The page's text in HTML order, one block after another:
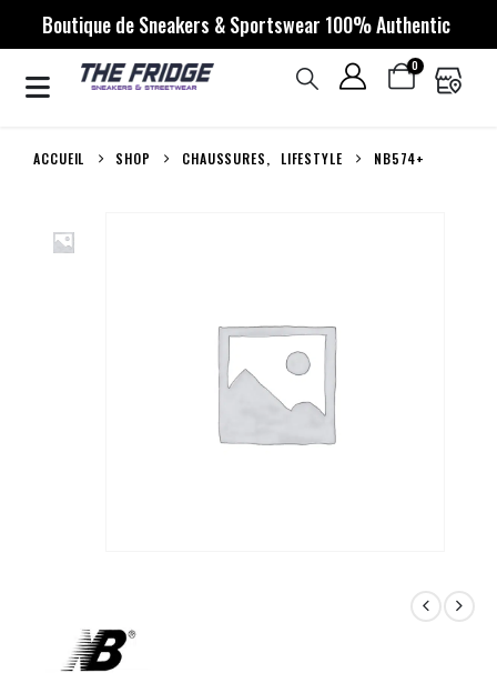
Boutique de Sneakers & Sportswear 100% Authentic
0
ACCUEIL SHOP CHAUSSURES, LIFESTYLE NB574+